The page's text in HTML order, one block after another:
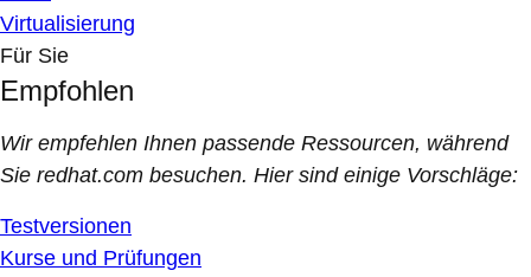
Virtualisierung
Für Sie
Empfohlen
Wir empfehlen Ihnen passende Ressourcen, während
Sie redhat.com besuchen. Hier sind einige Vorschläge:
Testversionen
Kurse und Prüfungen